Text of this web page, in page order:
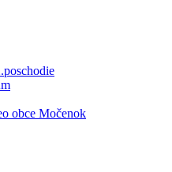
obce Močenok